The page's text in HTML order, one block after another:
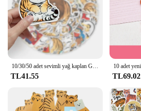
TL41.55 TL69.02